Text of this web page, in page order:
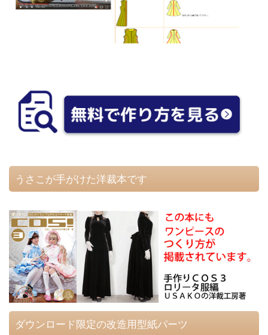
うさこが手がけた洋裁本です
ダウンロード限定の改造用型紙パーツ